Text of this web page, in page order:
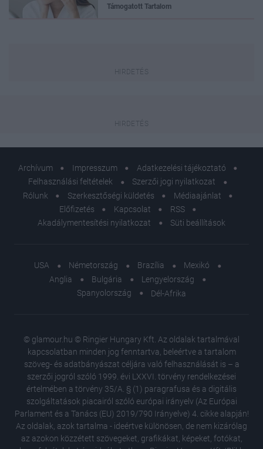
Támogatott Tartalom
Archívum Impresszum
Adatkezelési tájékoztató
Felhasználási feltételek
Szerzői jogi nyilatkozat
Rólunk
Szerkesztőségi küldetés
Médiaajánlat
Előfizetés
Kapcsolat
RSS
Akadálymentesítési nyilatkozat
Süti beállítások
USA Németország Brazília
Mexikó
Anglia
Bulgária
Lengyelország
Spanyolország
Dél-Afrika
© glamour.hu © Ringier Hungary Kft. Az oldalak tartalmával
kapcsolatban minden jog fenntartva, beleértve a tartalom
szöveg- és adatbányászat céljára való felhasználását is – a
szerzői jogról szóló 1999. évi LXXVI. törvény rendelkezései
értelmében a törvény 35/A. § (1) paragrafusa és a digitális
szolgáltatások piacairól szóló európai irányelv (Az Európai
Parlament és a Tanács (EU) 2019/790 Irányelve) 4. cikke alapján!
Az oldalak, azok tartalma - ideértve különösen, de nem kizárólag
az azokon közzétett szövegeket, grafikákat, képeket, fotókat,